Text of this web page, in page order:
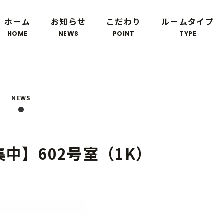
ホーム
HOME
お知らせ
NEWS
こだわり
POINT
ルームタイプ
TYPE
】602号室（1K）
NEWS